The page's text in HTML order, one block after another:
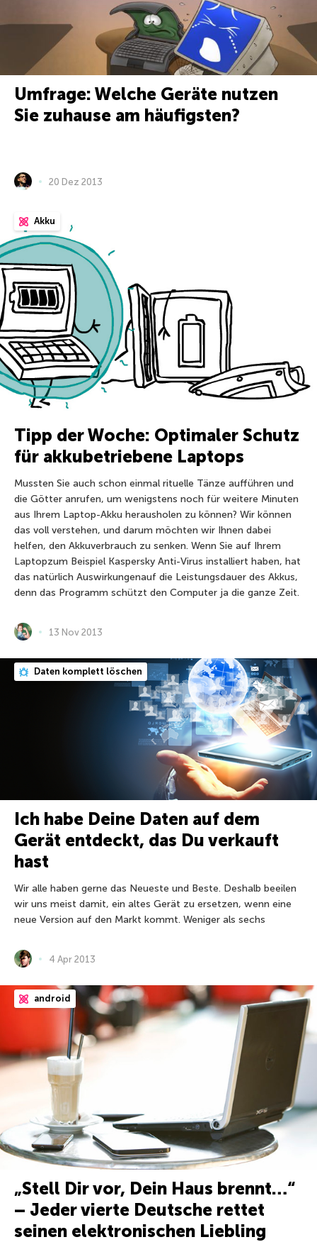
Umfrage: Welche Geräte nutzen
Sie zuhause am häufigsten?
20 Dez 2013
Akku
Tipp der Woche: Optimaler Schutz
für akkubetriebene Laptops
Mussten Sie auch schon einmal rituelle Tänze aufführen und
die Götter anrufen, um wenigstens noch für weitere Minuten
aus Ihrem Laptop-Akku herausholen zu können? Wir können
das voll verstehen, und darum möchten wir Ihnen dabei
helfen, den Akkuverbrauch zu senken. Wenn Sie auf Ihrem
Laptopzum Beispiel Kaspersky Anti-Virus installiert haben, hat
das natürlich Auswirkungenauf die Leistungsdauer des Akkus,
denn das Programm schützt den Computer ja die ganze Zeit.
13 Nov 2013
Daten komplett löschen
Ich habe Deine Daten auf dem
Gerät entdeckt, das Du verkauft
hast
Wir alle haben gerne das Neueste und Beste. Deshalb beeilen
wir uns meist damit, ein altes Gerät zu ersetzen, wenn eine
neue Version auf den Markt kommt. Weniger als sechs
4 Apr 2013
android
„Stell Dir vor, Dein Haus brennt…“
– Jeder vierte Deutsche rettet
seinen elektronischen Liebling